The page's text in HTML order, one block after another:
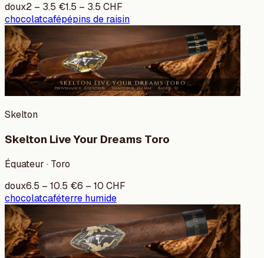
doux2 – 3.5 €1.5 – 3.5 CHF
chocolatcafépépins de raisin
Skelton
Skelton Live Your Dreams Toro
Équateur · Toro
doux6.5 – 10.5 €6 – 10 CHF
chocolatcaféterre humide